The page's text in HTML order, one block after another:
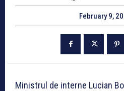
February 9,
Ministrul de interne Lucian